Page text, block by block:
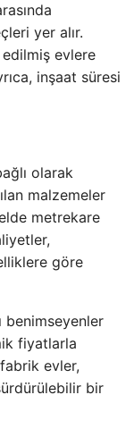
yer alır.
evlere
inşaat süresi
olarak
malzemeler
metrekare
göre
benimseyenler
fiyatlarla
evler,
bir